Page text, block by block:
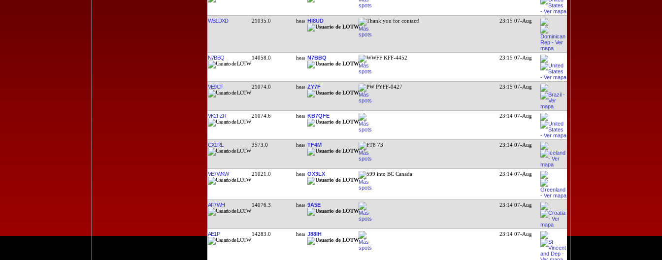
WB1DXD 21035.0 HI8UD Thank you for contact! 23:15 07-Aug
N7BBQ 14058.0 N7BBQ WWFF KFF-4452 23:15 07-Aug
VE9CF 21074.0 ZY7F PW PYFF-0427 23:15 07-Aug
VK2FZR 21074.6 KB7QFE 23:14 07-Aug
CX1RL 3573.0 TF4M FT8 73 23:14 07-Aug
VE7WKW 21021.0 OX3LX 599 into BC Canada 23:14 07-Aug
AF7WH 14076.3 9A5E 23:14 07-Aug
AE1P 14283.0 J88IH 23:14 07-Aug